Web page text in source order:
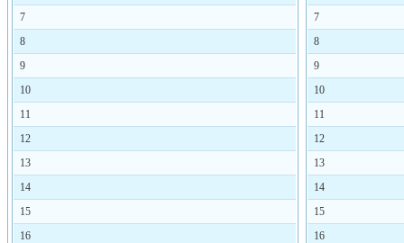
7
8
9
10
11
12
13
14
15
16
7
8
9
10
11
12
13
14
15
16